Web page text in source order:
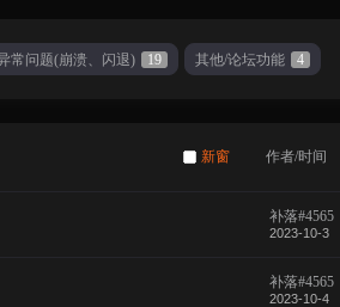
常问题(崩溃、闪退) 19 其他/论坛功能 4
新窗 作者/时间
补落#4565
2023-10-3
补落#4565
2023-10-4